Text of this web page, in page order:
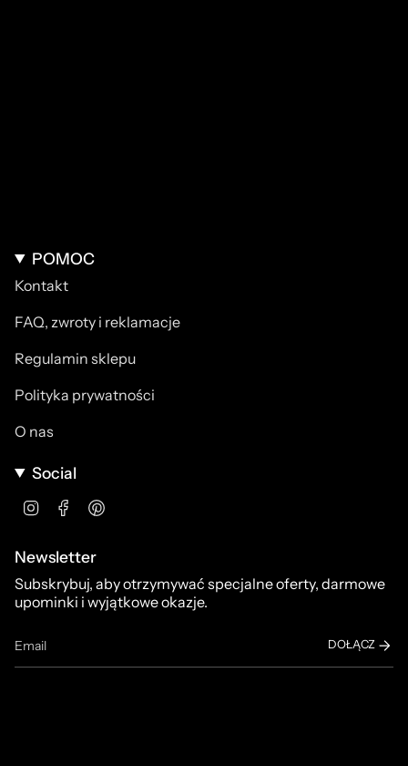
POMOC
Kontakt
FAQ, zwroty i reklamacje
Regulamin sklepu
Polityka prywatności
O nas
Social
InstagramFacebook
Newsletter
Subskrybuj, aby otrzymywać specjalne oferty, darmowe
upominki i wyjątkowe okazje.
DOŁĄCZ